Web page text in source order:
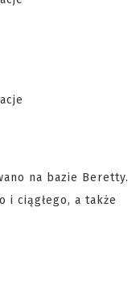
na bazie Beretty.
i ciągłego, a także